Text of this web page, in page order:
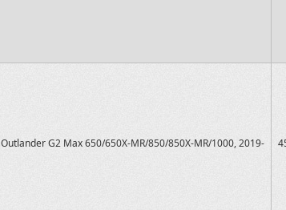
Outlander G2 Max 650/650X-MR/850/850X-MR/1000, 2019-